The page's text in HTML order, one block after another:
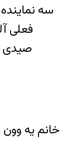
سه
فعلی
صیدی
خانم یه